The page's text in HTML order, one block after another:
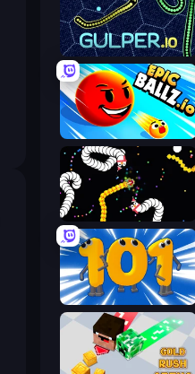
Gulper.io
EpicBallz.io
Worms.io
Numbers Arena